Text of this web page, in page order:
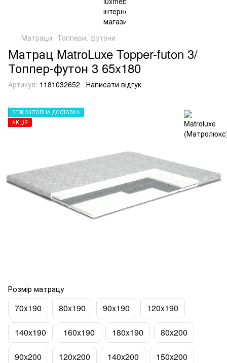
Матраци Топпери, футони
Матрац MatroLuxe Topper-futon 3/
Топпер-футон 3 65x180
Артикул: 1181032652 Написати відгук
БЕЗКОШТОВНА ДОСТАВКА
АКЦІЯ
Розмір матрацу
70x190 80x190 90x190 120x190
140x190 160x190 180x190 80x200
90x200 120x200 140x200 150x200